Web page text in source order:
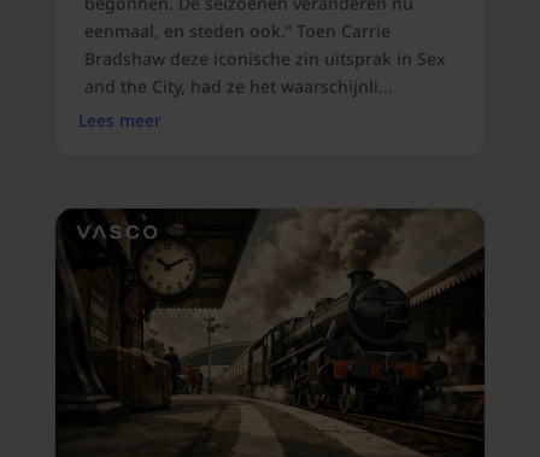
eenmaal, en steden ook.” Toen Carrie
Bradshaw deze iconische zin uitsprak in Sex
and the City, had ze het waarschijnli...
Lees meer